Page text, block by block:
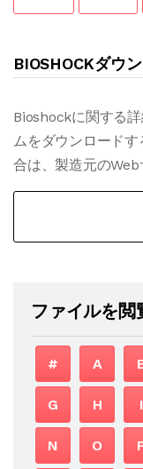
BIOSHOCKダウ
Bioshockに関する
ムをダウンロード
合は、製造元のWeb
ファイルを閲
# A
G H I
N O